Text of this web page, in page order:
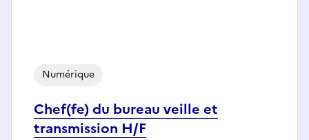
Chef(fe) du bureau veille et
transmission H/F
Numérique